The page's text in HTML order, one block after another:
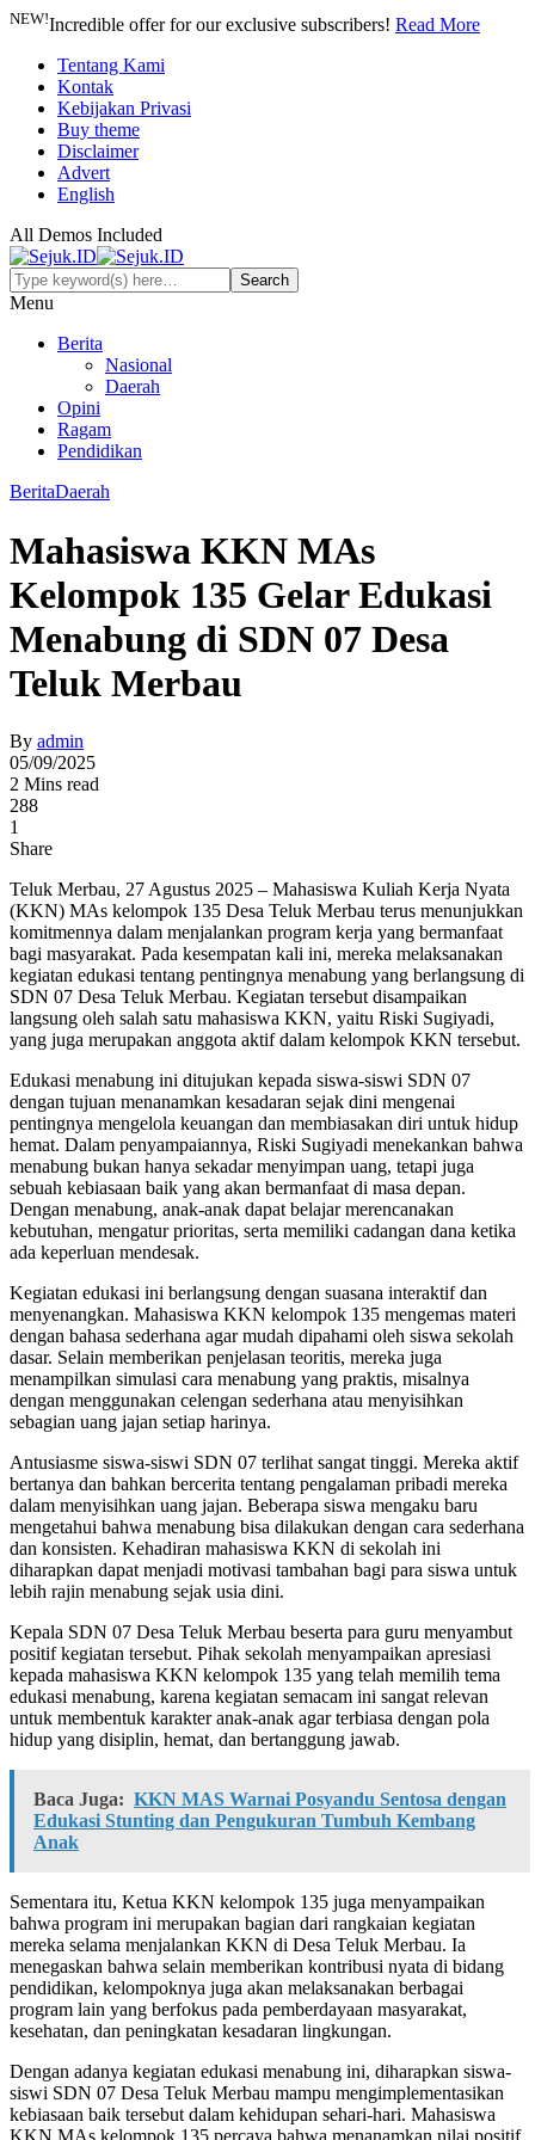
NEW!Incredible offer for our exclusive subscribers! Read More
Tentang Kami
Kontak
Kebijakan Privasi
Buy theme
Disclaimer
Advert
English
All Demos Included
Menu
Berita
Nasional
Daerah
Opini
Ragam
Pendidikan
BeritaDaerah
Mahasiswa KKN MAs
Kelompok 135 Gelar Edukasi
Menabung di SDN 07 Desa
Teluk Merbau
By admin
05/09/2025
2 Mins read
288
1
Share
Teluk Merbau, 27 Agustus 2025 – Mahasiswa Kuliah Kerja Nyata
(KKN) MAs kelompok 135 Desa Teluk Merbau terus menunjukkan
komitmennya dalam menjalankan program kerja yang bermanfaat
bagi masyarakat. Pada kesempatan kali ini, mereka melaksanakan
kegiatan edukasi tentang pentingnya menabung yang berlangsung di
SDN 07 Desa Teluk Merbau. Kegiatan tersebut disampaikan
langsung oleh salah satu mahasiswa KKN, yaitu Riski Sugiyadi,
yang juga merupakan anggota aktif dalam kelompok KKN tersebut.
Edukasi menabung ini ditujukan kepada siswa-siswi SDN 07
dengan tujuan menanamkan kesadaran sejak dini mengenai
pentingnya mengelola keuangan dan membiasakan diri untuk hidup
hemat. Dalam penyampaiannya, Riski Sugiyadi menekankan bahwa
menabung bukan hanya sekadar menyimpan uang, tetapi juga
sebuah kebiasaan baik yang akan bermanfaat di masa depan.
Dengan menabung, anak-anak dapat belajar merencanakan
kebutuhan, mengatur prioritas, serta memiliki cadangan dana ketika
ada keperluan mendesak.
Kegiatan edukasi ini berlangsung dengan suasana interaktif dan
menyenangkan. Mahasiswa KKN kelompok 135 mengemas materi
dengan bahasa sederhana agar mudah dipahami oleh siswa sekolah
dasar. Selain memberikan penjelasan teoritis, mereka juga
menampilkan simulasi cara menabung yang praktis, misalnya
dengan menggunakan celengan sederhana atau menyisihkan
sebagian uang jajan setiap harinya.
Antusiasme siswa-siswi SDN 07 terlihat sangat tinggi. Mereka aktif
bertanya dan bahkan bercerita tentang pengalaman pribadi mereka
dalam menyisihkan uang jajan. Beberapa siswa mengaku baru
mengetahui bahwa menabung bisa dilakukan dengan cara sederhana
dan konsisten. Kehadiran mahasiswa KKN di sekolah ini
diharapkan dapat menjadi motivasi tambahan bagi para siswa untuk
lebih rajin menabung sejak usia dini.
Kepala SDN 07 Desa Teluk Merbau beserta para guru menyambut
positif kegiatan tersebut. Pihak sekolah menyampaikan apresiasi
kepada mahasiswa KKN kelompok 135 yang telah memilih tema
edukasi menabung, karena kegiatan semacam ini sangat relevan
untuk membentuk karakter anak-anak agar terbiasa dengan pola
hidup yang disiplin, hemat, dan bertanggung jawab.
Baca Juga: KKN MAS Warnai Posyandu Sentosa dengan
Edukasi Stunting dan Pengukuran Tumbuh Kembang
Anak
Sementara itu, Ketua KKN kelompok 135 juga menyampaikan
bahwa program ini merupakan bagian dari rangkaian kegiatan
mereka selama menjalankan KKN di Desa Teluk Merbau. Ia
menegaskan bahwa selain memberikan kontribusi nyata di bidang
pendidikan, kelompoknya juga akan melaksanakan berbagai
program lain yang berfokus pada pemberdayaan masyarakat,
kesehatan, dan peningkatan kesadaran lingkungan.
Dengan adanya kegiatan edukasi menabung ini, diharapkan siswa-
siswi SDN 07 Desa Teluk Merbau mampu mengimplementasikan
kebiasaan baik tersebut dalam kehidupan sehari-hari. Mahasiswa